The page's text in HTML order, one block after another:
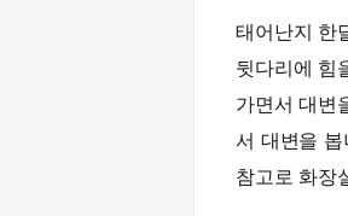
태어난지 한
뒷다리에 힘
가면서 대변
서 대변을 봅
참고로 화장